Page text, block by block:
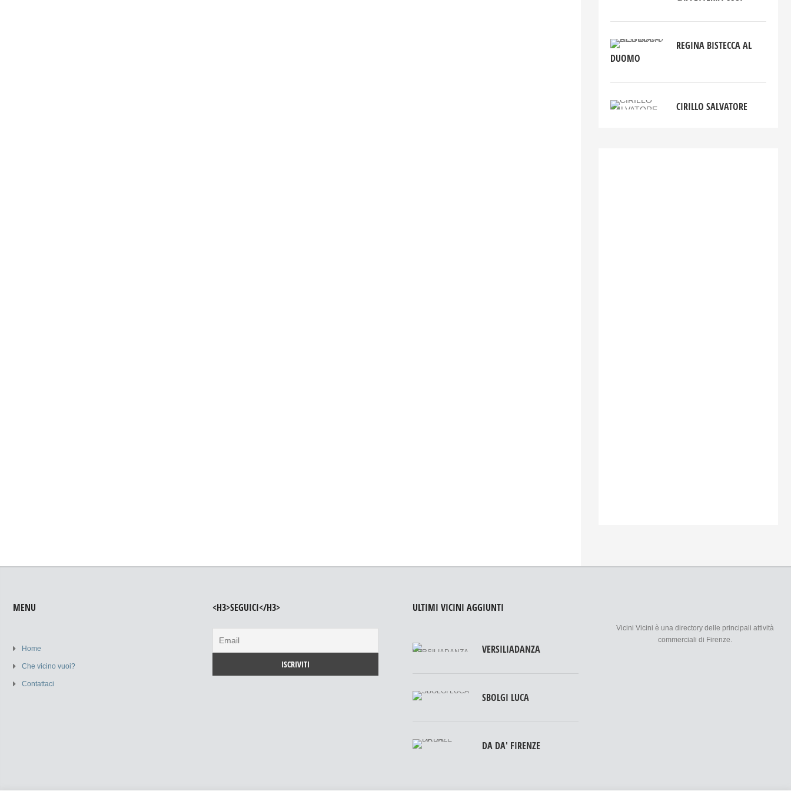
REGINA BISTECCA AL
DUOMO
CIRILLO SALVATORE
MENU
Home
Che vicino vuoi?
Contattaci
<H3>SEGUICI</H3> ULTIMI VICINI AGGIUNTI
VERSILIADANZA
SBOLGI LUCA
DA DA' FIRENZE
Vicini Vicini è una directory delle principali attività
commerciali di Firenze.